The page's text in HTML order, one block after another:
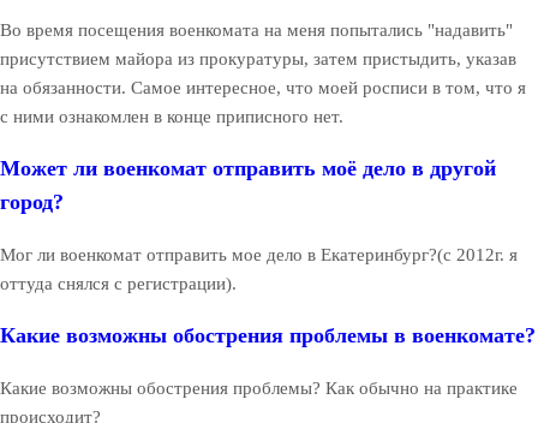
Во время посещения военкомата на меня попытались "надавить"
присутствием майора из прокуратуры, затем пристыдить, указав
на обязанности. Самое интересное, что моей росписи в том, что я
с ними ознакомлен в конце приписного нет.
Может ли военкомат отправить моё дело в другой
город?
Мог ли военкомат отправить мое дело в Екатеринбург?(с 2012г. я
оттуда снялся с регистрации).
Какие возможны обострения проблемы в военкомате?
Какие возможны обострения проблемы? Как обычно на практике
происходит?